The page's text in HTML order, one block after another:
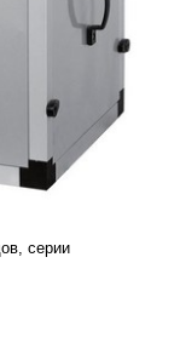
серии